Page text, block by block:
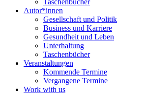
Taschenbücher
Autor*innen
Gesellschaft und Politik
Business und Karriere
Gesundheit und Leben
Unterhaltung
Taschenbücher
Veranstaltungen
Kommende Termine
Vergangene Termine
Work with us